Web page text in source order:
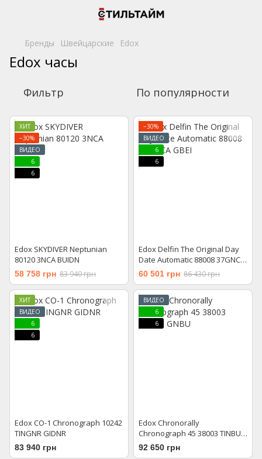
Бренды Швейцарские Edox
Edox часы
Фильтр По популярности
ХИТ
−30%
ВИДЕО
6
6
Edox SKYDIVER Neptunian
80120 3NCA BUIDN
58 758 грн 83 940 грн
−30%
ВИДЕО
6
6
Edox Delfin The Original Day
Date Automatic 88008 37GNCA
GBEI
60 501 грн 86 430 грн
ХИТ
ВИДЕО
6
6
Edox CO-1 Chronograph 10242
TINGNR GIDNR
83 940 грн
ВИДЕО
6
6
Edox Chronorally
Chronograph 45 38003 TINBU
GNBU
92 650 грн